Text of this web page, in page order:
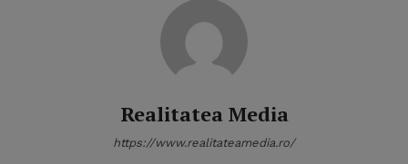
Realitatea Media
https://www.realitateamedia.ro/